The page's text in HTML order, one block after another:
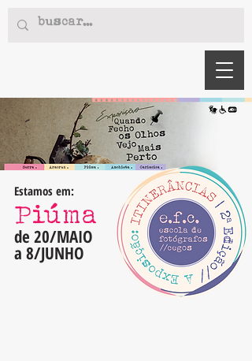
Estamos em:
de 20/MAIO
a 8/JUNHO
Piúma